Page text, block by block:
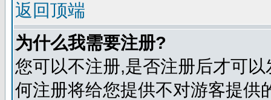
返回顶端
为什么我需要注册?
您可以不注册,是否注册后才可
何注册将给您提供不对游客提供